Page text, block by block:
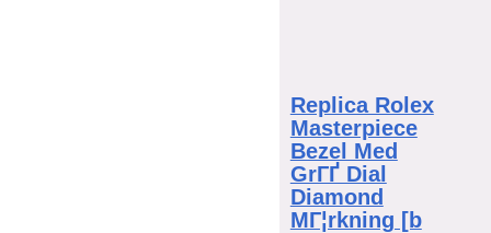
Replica Rolex
Masterpiece
Bezel Med
GrГҐ Dial
Diamond
MГ¦rkning [b